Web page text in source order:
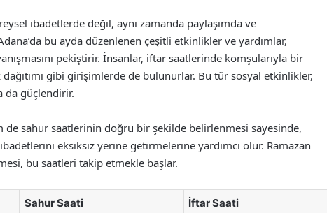
ibadetlerde değil, aynı zamanda paylaşımda ve
bu ayda düzenlenen çeşitli etkinlikler ve yardımlar,
pekiştirir. İnsanlar, iftar saatlerinde komşularıyla bir
gibi girişimlerde de bulunurlar. Bu tür sosyal etkinlikler,
da güçlendirir.
sahur saatlerinin doğru bir şekilde belirlenmesi sayesinde,
eksiksiz yerine getirmelerine yardımcı olur. Ramazan
bu saatleri takip etmekle başlar.
Sahur Saati İftar Saati